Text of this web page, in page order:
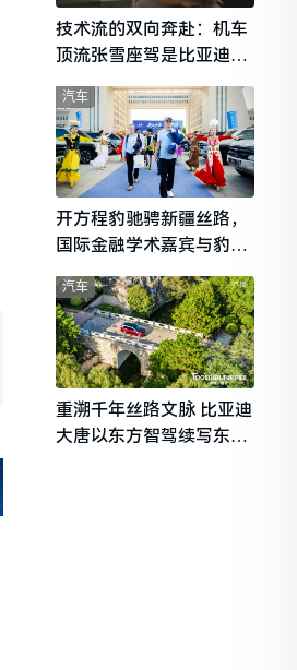
技术流的双向奔赴：机车
顶流张雪座驾是比亚迪秦
L
开方程豹驰骋新疆丝路，
国际金融学术嘉宾与豹友
共赴山海热爱
汽车
重溯千年丝路文脉 比亚迪
大唐以东方智驾续写东西
汽车